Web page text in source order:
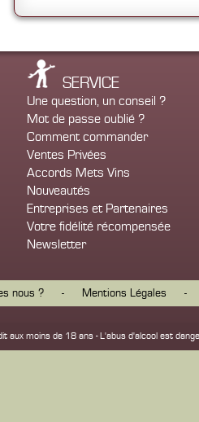
SERVICE
Une question, un conseil ?
Mot de passe oublié ?
Comment commander
Ventes Privées
Accords Mets Vins
Nouveautés
Entreprises et Partenaires
Votre fidélité récompensée
Newsletter
nous ? - Mentions Légales -
aux moins de 18 ans - L'abus d'alcool est